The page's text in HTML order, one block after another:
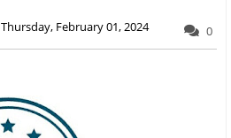
Thursday, February 01, 2024 0